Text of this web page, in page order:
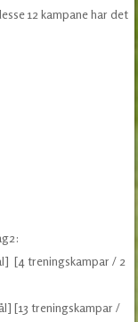
12 kampane har det
[4 treningskampar / 2
[13 treningskampar /